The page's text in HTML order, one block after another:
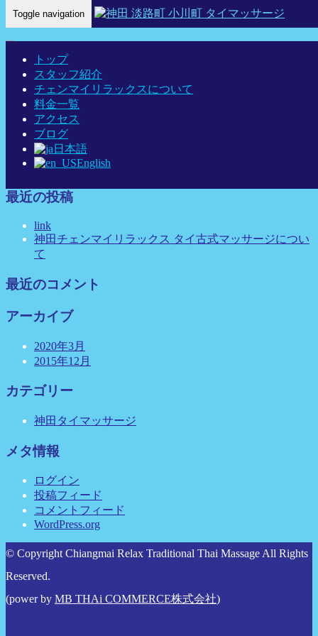
Toggle navigation
トップ
スタッフ紹介
チェンマイリラックスについて
料金一覧
アクセス
ブログ
日本語
English
Home- ナナ-…
ナナ-神田 タイマッサージ タイ古式マッサージ チェンマイ
リラックス
最近の投稿
link
神田チェンマイリラックス タイ古式マッサージについ
て
最近のコメント
アーカイブ
2020年3月
2015年12月
カテゴリー
神田タイマッサージ
メタ情報
ログイン
投稿フィード
コメントフィード
WordPress.org
© Copyright Chiangmai Relax Traditional Thai Massage All Rights
Reserved.
(power by MB THAi COMMERCE株式会社)